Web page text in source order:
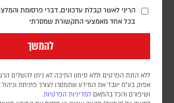
הריני לאשר קבלת עדכונים, דברי פרסומת
בכל אחד מאמצעי התקשורת שמסרתי
להמשך
ללא הזנת הפרטים וללא סימון התיבה לא ניתן להשלים
אפוק בע״מ יעבד את המידע שתמסרו לצורך פתיחת
ושיפורם והכל בהתאם למדיניות הפרטיות.